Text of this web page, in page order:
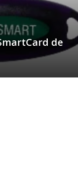
de